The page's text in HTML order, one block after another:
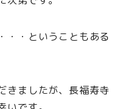
・・ということもある
きましたが、長福寿寺